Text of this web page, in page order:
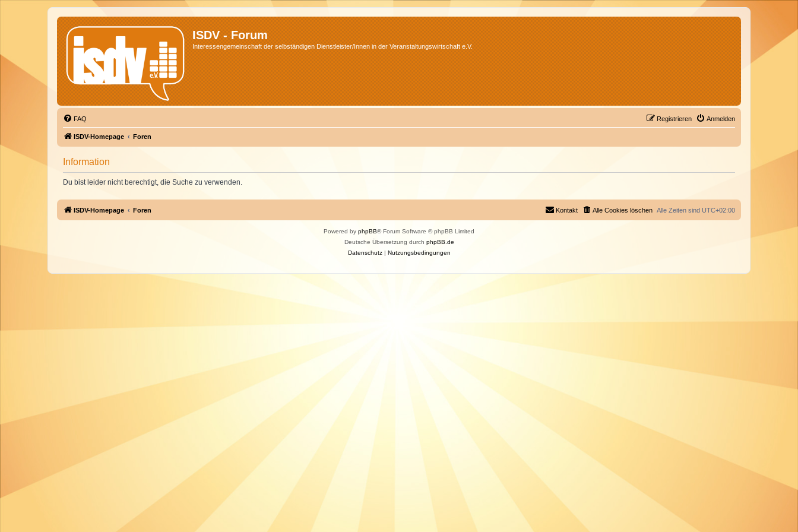
ISDV - Forum
Interessengemeinschaft der selbständigen Dienstleister/Innen in der Veranstaltungswirtschaft e.V.
FAQ Anmelden
Registrieren
ISDV-Homepage Foren
Information
Du bist leider nicht berechtigt, die Suche zu verwenden.
ISDV-Homepage Foren Alle Zeiten sind UTC+02:00
Alle Cookies löschen
Kontakt
Powered by phpBB® Forum Software © phpBB Limited
Deutsche Übersetzung durch phpBB.de
Datenschutz| Nutzungsbedingungen